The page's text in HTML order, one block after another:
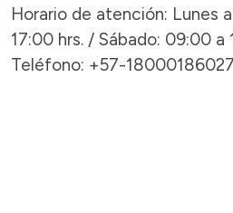
Horario de atención: Lunes
17:00 hrs. / Sábado: 09:00 a
Teléfono: +57-18000186027